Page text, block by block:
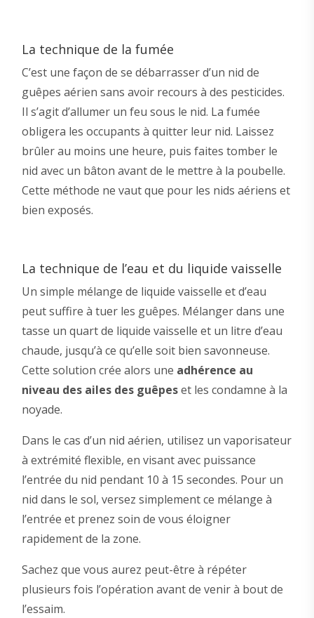
La technique de la fumée
C’est une façon de se débarrasser d’un nid de
guêpes aérien sans avoir recours à des pesticides.
Il s’agit d’allumer un feu sous le nid. La fumée
obligera les occupants à quitter leur nid. Laissez
brûler au moins une heure, puis faites tomber le
nid avec un bâton avant de le mettre à la poubelle.
Cette méthode ne vaut que pour les nids aériens et
bien exposés.
La technique de l’eau et du liquide vaisselle
Un simple mélange de liquide vaisselle et d’eau
peut suffire à tuer les guêpes. Mélanger dans une
tasse un quart de liquide vaisselle et un litre d’eau
chaude, jusqu’à ce qu’elle soit bien savonneuse.
Cette solution crée alors une adhérence au
niveau des ailes des guêpeset les condamne à la
noyade.
Dans le cas d’un nid aérien, utilisez un vaporisateur
à extrémité flexible, en visant avec puissance
l’entrée du nid pendant 10 à 15 secondes. Pour un
nid dans le sol, versez simplement ce mélange à
l’entrée et prenez soin de vous éloigner
rapidement de la zone.
Sachez que vous aurez peut-être à répéter
plusieurs fois l’opération avant de venir à bout de
l’essaim.